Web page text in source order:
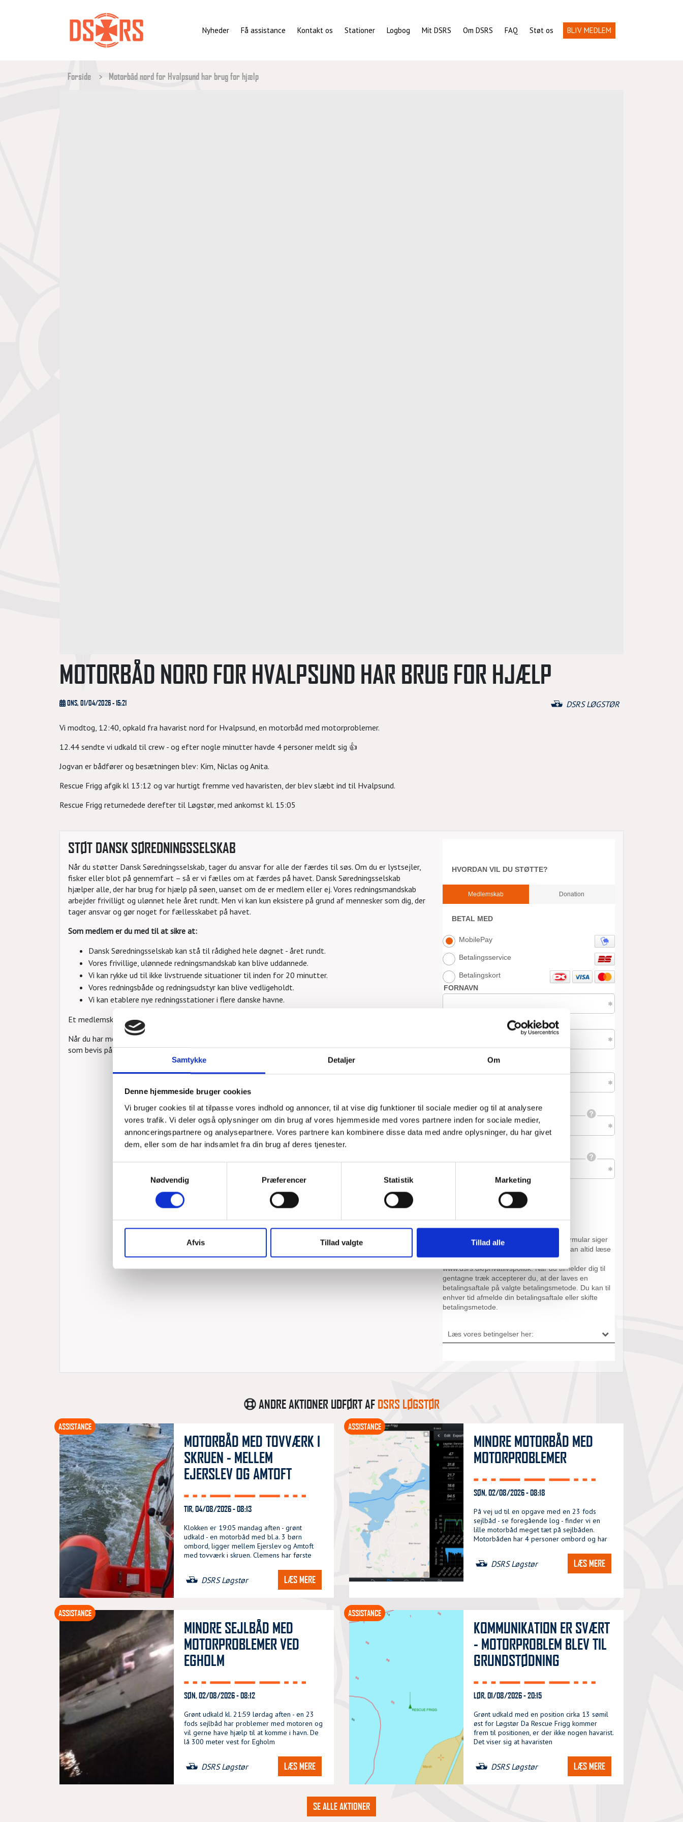
Samtykke Detaljer Om
Denne hjemmeside bruger cookies
Vi bruger cookies til at tilpasse vores indhold og annoncer, til at vise dig funktioner til sociale medier og til at analysere
vores trafik. Vi deler også oplysninger om din brug af vores hjemmeside med vores partnere inden for sociale medier,
annonceringspartnere og analysepartnere. Vores partnere kan kombinere disse data med andre oplysninger, du har givet
dem, eller som de har indsamlet fra din brug af deres tjenester.
Nødvendig
Præferencer Statistik Marketing
Afvis Tillad valgte Tillad alle
Nyheder Få assistance Kontakt os Stationer Logbog Mit DSRS Om DSRS FAQ Støt os BLIV MEDLEM
BRØDKRUMME
Forside Motorbåd nord for Hvalpsund har brug for hjælp
MOTORBÅD NORD FOR HVALPSUND HAR BRUG FOR HJÆLP
ONS, 01/04/2026 - 15:21 DSRS LØGSTØR
Vi modtog, 12:40, opkald fra havarist nord for Hvalpsund, en motorbåd med motorproblemer.
12.44 sendte vi udkald til crew - og efter nogle minutter havde 4 personer meldt sig 👍
Jogvan er bådfører og besætningen blev: Kim, Niclas og Anita.
Rescue Frigg afgik kl 13:12 og var hurtigt fremme ved havaristen, der blev slæbt ind til Hvalpsund.
Rescue Frigg returnedede derefter til Løgstør, med ankomst kl. 15:05
STØT DANSK SØREDNINGSSELSKAB
Når du støtter Dansk Søredningsselskab, tager du ansvar for alle der færdes til søs. Om du er lystsejler,
fisker eller blot på gennemfart – så er vi fælles om at færdes på havet. Dansk Søredningsselskab
hjælper alle, der har brug for hjælp på søen, uanset om de er medlem eller ej. Vores redningsmandskab
arbejder frivilligt og ulønnet hele året rundt. Men vi kan kun eksistere på grund af mennesker som dig, der
tager ansvar og gør noget for fællesskabet på havet.
Som medlem er du med til at sikre at:
Dansk Søredningsselskab kan stå til rådighed hele døgnet - året rundt.
Vores frivillige, ulønnede redningsmandskab kan blive uddannede.
Vi kan rykke ud til ikke livstruende situationer til inden for 20 minutter.
Vores redningsbåde og redningsudstyr kan blive vedligeholdt.
Vi kan etablere nye redningsstationer i flere danske havne.
Et medlemskab koster 600 kr. pr kalender år.
Når du har meldt dig ind, sender vi dig en medlemspakke med en vimpel, et årsmærke og klistermærker,
som bevis på, at du tager ansvar for andre mennesker, der færdes på og i havet.
ANDRE AKTIONER UDFØRT AF DSRS LØGSTØR
MOTORBÅD MED TOVVÆRK I
SKRUEN - MELLEM
EJERSLEV OG AMTOFT
TIR, 04/08/2026 - 08:13
Klokken er 19:05 mandag aften - grønt
udkald - en motorbåd med bl.a. 3 børn
ombord, ligger mellem Ejerslev og Amtoft
med tovværk i skruen. Clemens har første
DSRS Løgstør LÆS MERE
ASSISTANCE
MINDRE MOTORBÅD MED
MOTORPROBLEMER
SØN, 02/08/2026 - 08:18
På vej ud til en opgave med en 23 fods
sejlbåd - se foregående log - finder vi en
lille motorbåd meget tæt på sejlbåden.
Motorbåden har 4 personer ombord og har
DSRS Løgstør LÆS MERE
ASSISTANCE
MINDRE SEJLBÅD MED
MOTORPROBLEMER VED
EGHOLM
SØN, 02/08/2026 - 08:12
Grønt udkald kl. 21:59 lørdag aften - en 23
fods sejlbåd har problemer med motoren og
vil gerne have hjælp til at komme i havn. De
lå 300 meter vest for Egholm
DSRS Løgstør LÆS MERE
ASSISTANCE
KOMMUNIKATION ER SVÆRT
- MOTORPROBLEM BLEV TIL
GRUNDSTØDNING
LØR, 01/08/2026 - 20:15
Grønt udkald med en position cirka 13 sømil
øst for Løgstør Da Rescue Frigg kommer
frem til positionen, er der ikke nogen havarist.
Det viser sig at havaristen
DSRS Løgstør LÆS MERE
ASSISTANCE
SE ALLE AKTIONER